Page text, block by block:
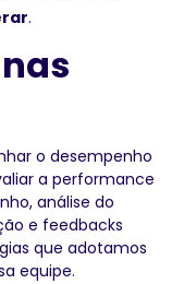
.
o desempenho
a performance
análise do
e feedbacks
que adotamos
equipe.